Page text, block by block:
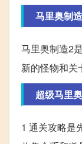
马里奥制
马里奥制造2
新的怪物和关
超级马里
1 通关攻略是